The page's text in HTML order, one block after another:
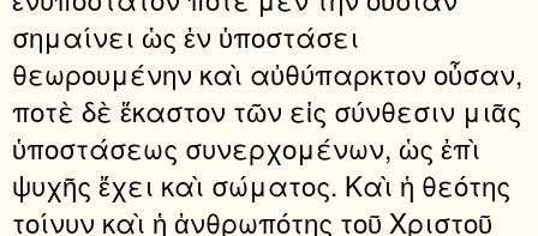
σημαίνει ὡς ἐν ὑποστάσει
θεωρουμένην καὶ αὐθύπαρκτον οὖσαν,
ποτὲ δὲ ἕκαστον τῶν εἰς σύνθεσιν μιᾶς
ὑποστάσεως συνερχομένων, ὡς ἐπὶ
ψυχῆς ἔχει καὶ σώματος. Καὶ ἡ θεότης
τοίνυν καὶ ἡ ἀνθρωπότης τοῦ Χριστοῦ